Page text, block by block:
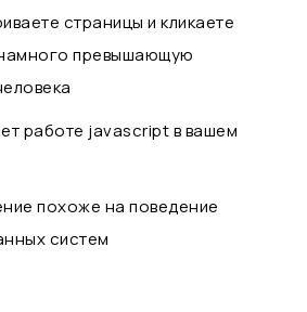
страницы и кликаете
превышающую
работе javascript в вашем
похоже на поведение
систем